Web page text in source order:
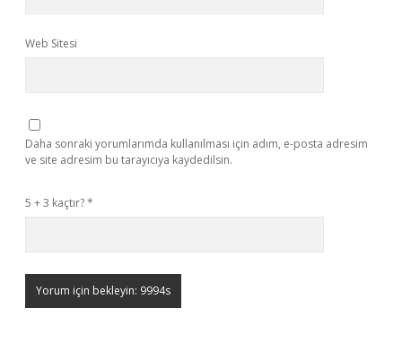
Web Sitesi
Daha sonraki yorumlarımda kullanılması için adım, e-posta adresim
ve site adresim bu tarayıcıya kaydedilsin.
5 + 3 kaçtır?*